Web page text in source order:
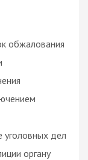
обжалования
уголовных дел
органу